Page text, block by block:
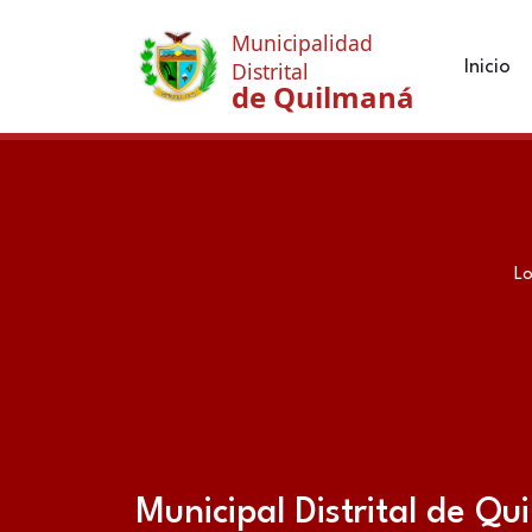
Municipalidad
Distrital
de Quilmaná
Inicio
Municipal Distrital de